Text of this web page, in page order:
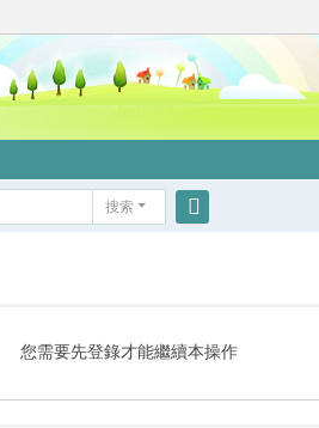
搜索
您需要先登錄才能繼續本操作